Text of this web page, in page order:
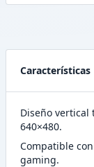
Características
Diseño vertical
640×480.
Compatible
gaming.